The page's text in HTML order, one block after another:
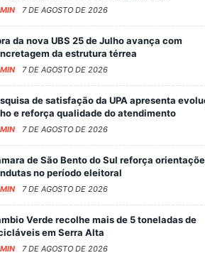
7 DE AGOSTO DE 2026
da nova UBS 25 de Julho avança com
da estrutura térrea
7 DE AGOSTO DE 2026
de satisfação da UPA apresenta
e reforça qualidade do atendimento
7 DE AGOSTO DE 2026
de São Bento do Sul reforça
no período eleitoral
7 DE AGOSTO DE 2026
Verde recolhe mais de 5 toneladas de
em Serra Alta
7 DE AGOSTO DE 2026